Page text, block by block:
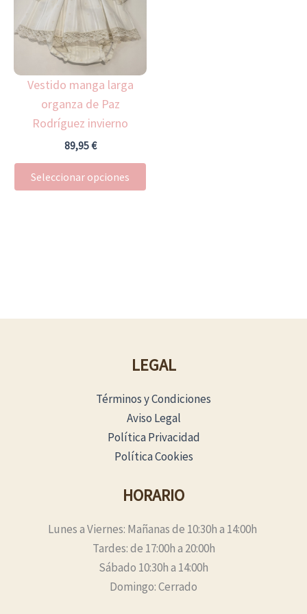
Vestido manga larga
organza de Paz
Rodríguez invierno
89,95€
Seleccionar opciones
opciones
la
LEGAL
Términos y Condiciones
Aviso Legal
Política Privacidad
Política Cookies
HORARIO
Lunes a Viernes: Mañanas de 10:30h a 14:00h
Tardes: de 17:00h a 20:00h
Sábado 10:30h a 14:00h
Domingo: Cerrado